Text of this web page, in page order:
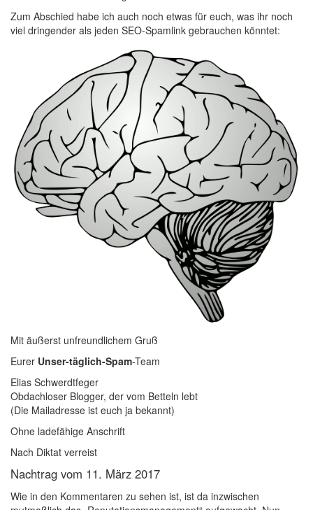
Zum Abschied habe ich auch noch etwas für euch, was ihr noch
viel dringender als jeden SEO-Spamlink gebrauchen könntet:
Mit äußerst unfreundlichem Gruß
Eurer Unser-täglich-Spam-Team
Elias Schwerdtfeger
Obdachloser Blogger, der vom Betteln lebt
(Die Mailadresse ist euch ja bekannt)
Ohne ladefähige Anschrift
Nach Diktat verreist
Nachtrag vom 11. März 2017
Wie in den Kommentaren zu sehen ist, ist da inzwischen